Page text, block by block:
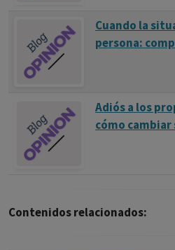
Cuando la
persona:
Adiós a los
cómo
Contenidos relacionados: